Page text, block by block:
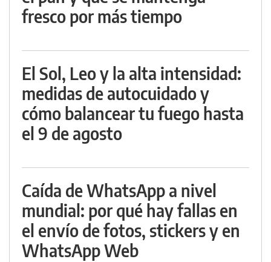
fresco por más tiempo
El Sol, Leo y la alta intensidad:
medidas de autocuidado y
cómo balancear tu fuego hasta
el 9 de agosto
Caída de WhatsApp a nivel
mundial: por qué hay fallas en
el envío de fotos, stickers y en
WhatsApp Web